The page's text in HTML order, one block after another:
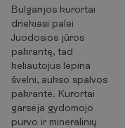
Bulgarijos kurortai
driekiasi palei
Juodosios jūros
pakrantę, tad
keliautojus lepina
švelni, aukso spalvos
pakrantė. Kurortai
garsėja gydomojo
purvo ir mineralinių